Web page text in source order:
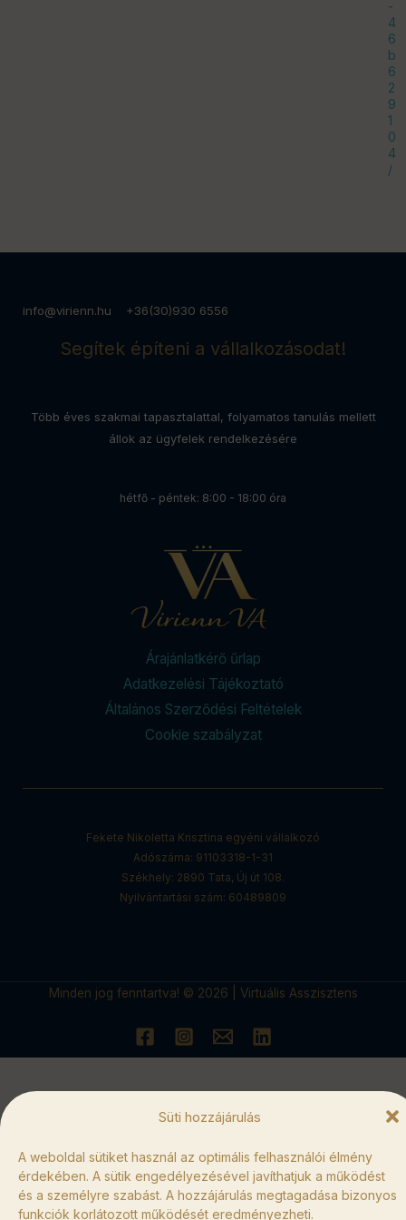
Süti hozzájárulás
A weboldal sütiket használ az optimális felhasználói élmény
érdekében. A sütik engedélyezésével javíthatjuk a működést
és a személyre szabást. A hozzájárulás megtagadása bizonyos
funkciók korlátozott működését eredményezheti.
-
4
6
b
6
2
9
1
0
4
/
info@virienn.hu +36(30)930 6556
Segítek építeni a vállalkozásodat!
Több éves szakmai tapasztalattal, folyamatos tanulás mellett
állok az ügyfelek rendelkezésére
hétfő - péntek: 8:00 - 18:00 óra
Árajánlatkérő űrlap
Adatkezelési Tájékoztató
Általános Szerződési Feltételek
Cookie szabályzat
Fekete Nikoletta Krisztina egyéni vállalkozó
Adószáma: 91103318-1-31
Székhely: 2890 Tata, Új út 108.
Nyilvántartási szám: 60489809
Minden jog fenntartva! © 2026 Virtuális Asszisztens